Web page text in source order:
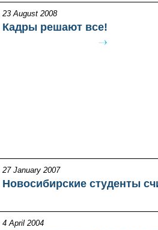
23 August 2008
Кадры решают все!
27 January 2007
Новосибирские студенты
4 April 2004